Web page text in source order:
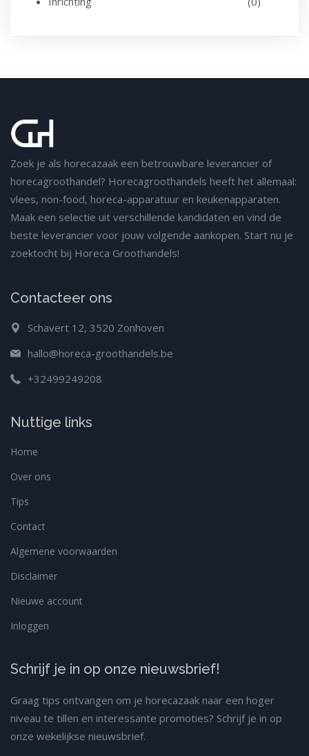
Zoek je als horecazaak een betrouwbare leverancier of
horecagroothandel? Horecagroothandels heeft het allemaal:
vlees, non-food, horeca-apparatuur en keukenapparaten.
Maak een selectie uit verschillende kandidaten en vind de
beste leverancier voor jouw volgende aankopen. Start nu je
zoektocht bij Horeca Groothandels!
Contacteer ons
Schavert 12, 3520 Zonhoven
hallo@horeca-groothandels.be
+32499249208
Nuttige links
Home
Over ons
Tips
Contact
Algemene voorwaarden
Disclaimer
Nieuwe account
Inloggen
Schrijf je in op onze nieuwsbrief!
Graag tips ontvangen om je horecazaak naar een hoger
niveau te tillen en interessante promoties? Schrijf je in op
onze wekelijkse nieuwsbrief.